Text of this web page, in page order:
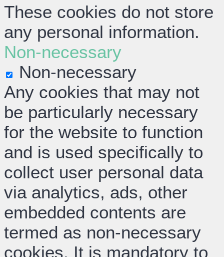
These cookies do not store
any personal information.
Non-necessary
Non-necessary
Any cookies that may not
be particularly necessary
for the website to function
and is used specifically to
collect user personal data
via analytics, ads, other
embedded contents are
termed as non-necessary
cookies. It is mandatory to